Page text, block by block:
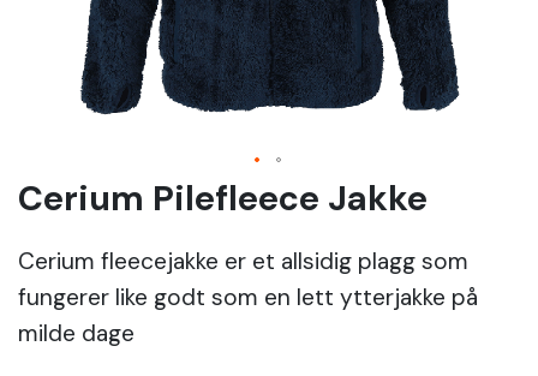
inn
Opprett
konto
Gå
begynnelsen
bildegalleri
Cerium Pilefleece Jakke
Cerium fleecejakke er et allsidig plagg som
fungerer like godt som en lett ytterjakke på
milde dage